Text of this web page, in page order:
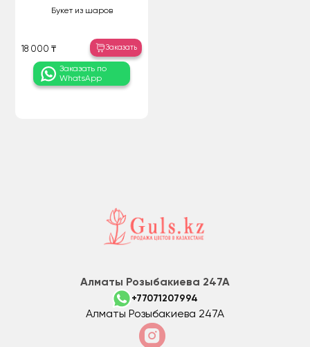
Букет из шаров
18 000 ₸ Заказать
Заказать по
WhatsApp
Алматы Розыбакиева 247А
+77071207994
Алматы Розыбакиева 247А